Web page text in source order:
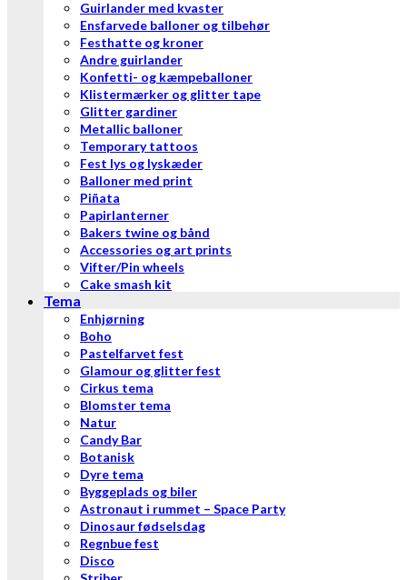
Guirlander med kvaster
Ensfarvede balloner og tilbehør
Festhatte og kroner
Andre guirlander
Konfetti- og kæmpeballoner
Klistermærker og glitter tape
Glitter gardiner
Metallic balloner
Temporary tattoos
Fest lys og lyskæder
Balloner med print
Piñata
Papirlanterner
Bakers twine og bånd
Accessories og art prints
Vifter/Pin wheels
Cake smash kit
Tema
Enhjørning
Boho
Pastelfarvet fest
Glamour og glitter fest
Cirkus tema
Blomster tema
Natur
Candy Bar
Botanisk
Dyre tema
Byggeplads og biler
Astronaut i rummet – Space Party
Dinosaur fødselsdag
Regnbue fest
Disco